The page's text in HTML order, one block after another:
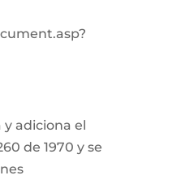
y adiciona el
de 1970 y se